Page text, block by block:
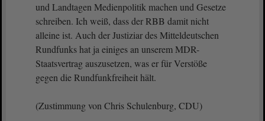
und Landtagen Medienpolitik machen und Gesetze
schreiben. Ich weiß, dass der RBB damit nicht
alleine ist. Auch der Justiziar des Mitteldeutschen
Rundfunks hat ja einiges an unserem MDR-
Staatsvertrag auszusetzen, was er für Verstöße
gegen die Rundfunkfreiheit hält.
(Zustimmung von Chris Schulenburg, CDU)